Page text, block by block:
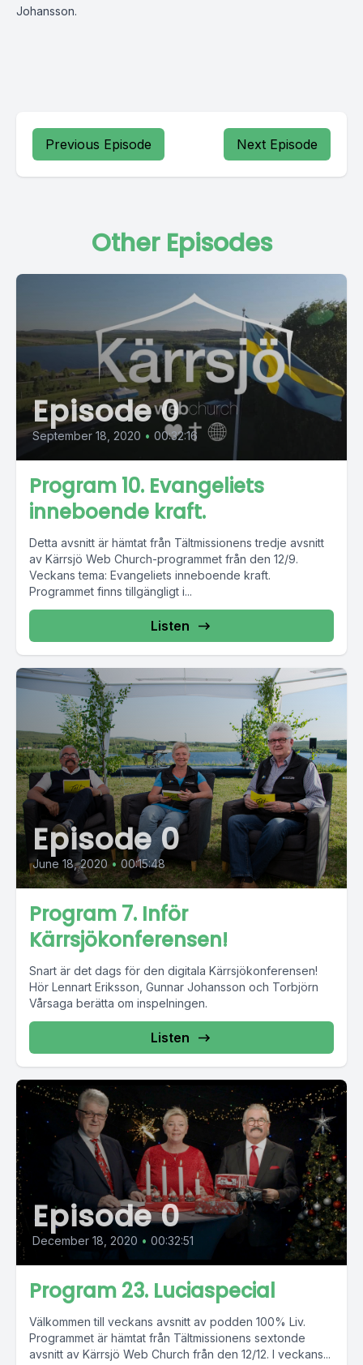
Johansson.
Previous Episode Next Episode
Other Episodes
Episode 0
September 18, 2020 • 00:32:16
Program 10. Evangeliets
inneboende kraft.
Detta avsnitt är hämtat från Tältmissionens tredje avsnitt
av Kärrsjö Web Church-programmet från den 12/9.
Veckans tema: Evangeliets inneboende kraft.
Programmet finns tillgängligt i...
Listen
Episode 0
June 18, 2020 • 00:15:48
Program 7. Inför
Kärrsjökonferensen!
Snart är det dags för den digitala Kärrsjökonferensen!
Hör Lennart Eriksson, Gunnar Johansson och Torbjörn
Vårsaga berätta om inspelningen.
Listen
Episode 0
December 18, 2020 • 00:32:51
Program 23. Luciaspecial
Välkommen till veckans avsnitt av podden 100% Liv.
Programmet är hämtat från Tältmissionens sextonde
avsnitt av Kärrsjö Web Church från den 12/12. I veckans...